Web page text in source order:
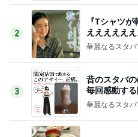
2
『Tシャツ
えええええ
した
華麗なるスタバ
3
昔のスタバ
毎回感動す
華麗なるスタバ